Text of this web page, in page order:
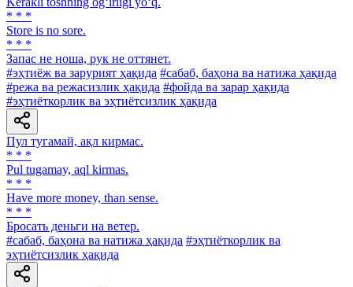
* * *
Store is no sore.
* * *
Запас не ноша, рук не оттянет.
#эҳтиёж ва зарурият ҳақида #сабаб, баҳона ва натижа ҳақида
#режа ва режасизлик ҳақида #фойда ва зарар ҳақида
#эҳтиёткорлик ва эҳтиётсизлик ҳақида
Пул тугамай, ақл кирмас.
* * *
Pul tugamay, aql kirmas.
* * *
Have more money, than sense.
* * *
Бросать деньги на ветер.
#сабаб, баҳона ва натижа ҳақида #эҳтиёткорлик ва
эҳтиётсизлик ҳақида